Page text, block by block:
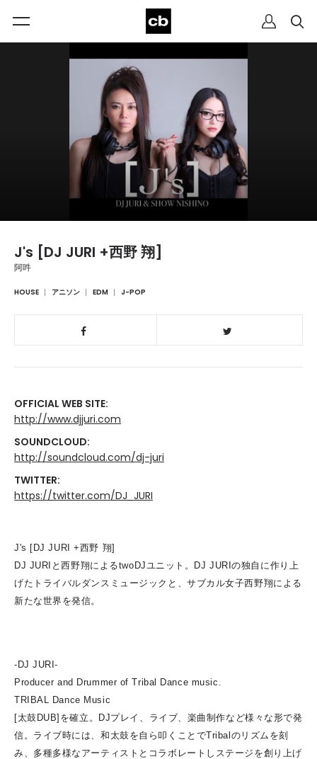
J's [DJ JURI +西野 翔]
阿吽
HOUSE アニソン EDM J-POP
OFFICIAL WEB SITE:
http://www.djjuri.com
SOUNDCLOUD:
http://soundcloud.com/dj-juri
TWITTER:
https://twitter.com/DJ_JURI
J's [DJ JURI +西野 翔]
DJ JURIと西野翔によるtwoDJユニット。DJ JURIの独自に作り上
げたトライバルダンスミュージックと、サブカル女子西野翔による
新たな世界を発信。
-DJ JURI-
Producer and Drummer of Tribal Dance music.
TRIBAL Dance Music
[太鼓DUB]を確立。
DJプレイ、ライブ、楽曲制作など様々な形で発
信。 ライブ時には、和太鼓を自ら叩くことでTribalのリズムを刻
み、多種多様なアーティストとコラボレートし ステージを創り上げ